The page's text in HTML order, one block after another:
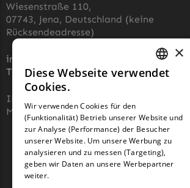
Wiesenstraße 110,
07743, Jena, Deutschland (keine
Rücksendeadresse)
info@robotermaher-messer.de
Tel. +49 3641 8090878
IHK 67529623
MWST: NL857053759B01
GERMAN
GERMAN
×
Diese Webseite verwendet
Cookies.
Wir verwenden Cookies für den
(Funktionalität) Betrieb unserer Website und
zur Analyse (Performance) der Besucher
unserer Website. Um unsere Werbung zu
analysieren und zu messen (Targeting),
geben wir Daten an unsere Werbepartner
weiter.